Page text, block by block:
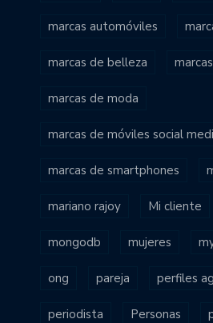
marcas automóviles
marcas de belleza
marcas de moda
marcas de móviles social
marcas de smartphones
mariano rajoy Mi cliente
mongodb mujeres
ong pareja perfiles
periodista Personas